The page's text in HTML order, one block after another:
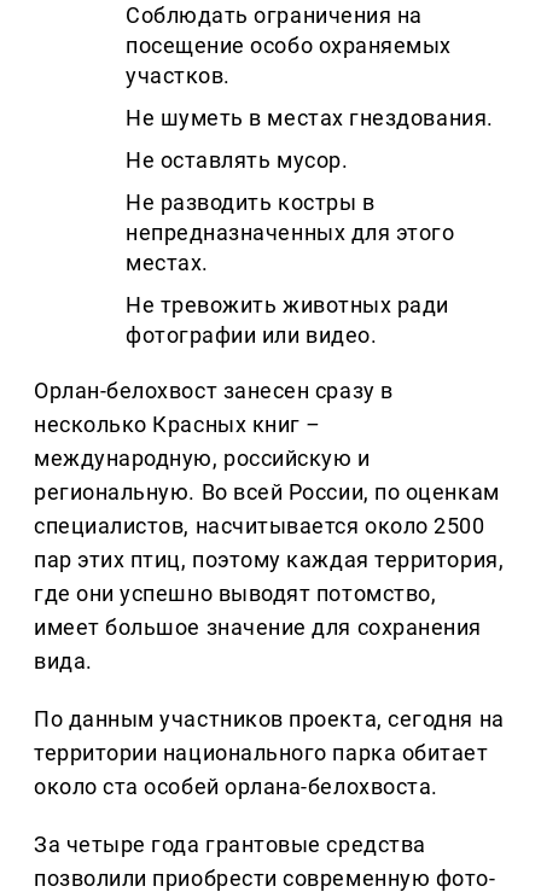
Соблюдать ограничения на
посещение особо охраняемых
участков.
Не шуметь в местах гнездования.
Не оставлять мусор.
Не разводить костры в
непредназначенных для этого
местах.
Не тревожить животных ради
фотографии или видео.
Орлан-белохвост занесен сразу в
несколько Красных книг –
международную, российскую и
региональную. Во всей России, по оценкам
специалистов, насчитывается около 2500
пар этих птиц, поэтому каждая территория,
где они успешно выводят потомство,
имеет большое значение для сохранения
вида.
По данным участников проекта, сегодня на
территории национального парка обитает
около ста особей орлана-белохвоста.
За четыре года грантовые средства
позволили приобрести современную фото-